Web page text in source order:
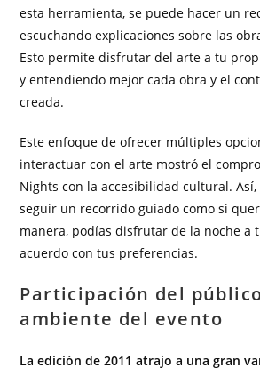
esta herramienta, se puede hacer un
escuchando explicaciones sobre las
Esto permite disfrutar del arte a tu
y entendiendo mejor cada obra y el
creada.
Este enfoque de ofrecer múltiples
interactuar con el arte mostró el
Nights con la accesibilidad cultural.
seguir un recorrido guiado como si
manera, podías disfrutar de la noche a
acuerdo con tus preferencias.
Participación del
ambiente del evento
La edición de 2011 atrajo a una gran